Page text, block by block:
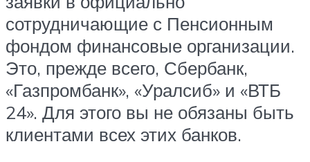
сотрудничающие с Пенсионным
фондом финансовые организации.
Это, прежде всего, Сбербанк,
«Газпромбанк», «Уралсиб» и «ВТБ
24». Для этого вы не обязаны быть
клиентами всех этих банков.